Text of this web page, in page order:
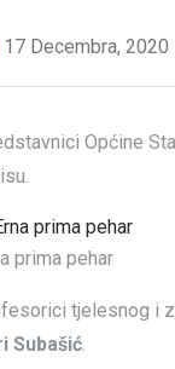
17 Decembra, 2020
Općine
prima pehar
tjelesnog i
Subašić